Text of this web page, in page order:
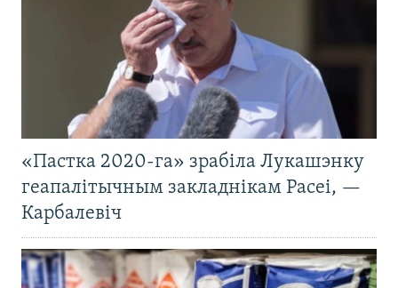
«Пастка 2020-га» зрабіла Лукашэнку
геапалітычным закладнікам Расеі, —
Карбалевіч